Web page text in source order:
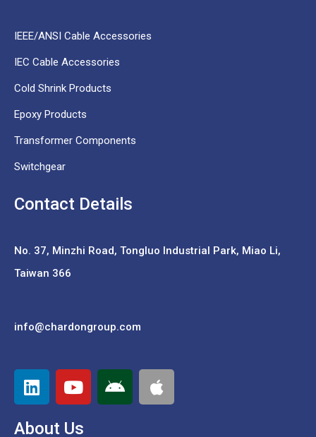
IEEE/ANSI Cable Accessories
IEC Cable Accessories
Cold Shrink Products
Epoxy Products
Transformer Components
Switchgear
Contact Details
No. 37, Minzhi Road, Tongluo Industrial Park, Miao Li,
Taiwan 366
info@chardongroup.com
About Us